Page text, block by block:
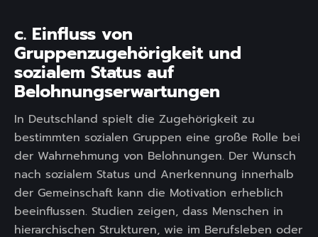
c. Einfluss von
Gruppenzugehörigkeit und
sozialem Status auf
Belohnungserwartungen
In Deutschland spielt die Zugehörigkeit zu
bestimmten sozialen Gruppen eine große Rolle bei
der Wahrnehmung von Belohnungen. Der Wunsch
nach sozialem Status und Anerkennung innerhalb
der Gemeinschaft kann die Motivation erheblich
beeinflussen. Studien zeigen, dass Menschen in
hierarchischen Strukturen, wie im Berufsleben oder